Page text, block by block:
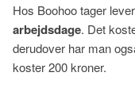
Hos Boohoo tager
arbejdsdage. Det
derudover har man
koster 200 kroner.